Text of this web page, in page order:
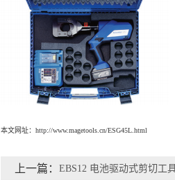
本文网址：http://www.magetools.cn/ESG45L.html
上一篇： EBS12 电池驱动式剪切工